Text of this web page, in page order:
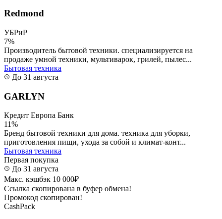
Redmond
УБРиР
7%
Производитель бытовой техники. специализируется на
продаже умной техники, мультиварок, грилей, пылес...
Бытовая техника
До 31 августа
GARLYN
Кредит Европа Банк
11%
Бренд бытовой техники для дома. техника для уборки,
приготовления пищи, ухода за собой и климат-конт...
Бытовая техника
Первая покупка
До 31 августа
Макс. кэшбэк 10 000₽
Ссылка скопирована в буфер обмена!
Промокод скопирован!
CashPack